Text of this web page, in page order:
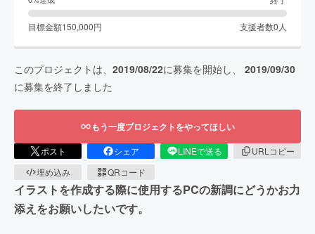
目標金額150,000円 支援者数0 人
このプロジェクトは、 2019/08/22に募集を開始し、 2019/09/30
に募集を終了しました
もう一度プロジェクトをやってほしい
ポスト シェア LINEで送る
URLコピー
埋め込み
QRコード
イラストを作成する際に使用するPCの新調にどうかお力
添えをお願いしたいです。